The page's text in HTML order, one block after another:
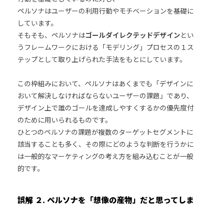
ペルソナはユーザーの利用行動やモチベーションを基礎に
しています。
そもそも、ペルソナはゴールダイレクテッドデザイン とい
うフレームワークにおける「モデリング」プロセスの１ス
テップとして取り上げられた手法をもとにしています。
この枠組みにおいて、ペルソナはあくまでも「デザインに
おいて解決しなければならないユーザーの課題」であり、
デザイン上で誰のゴールを達成しやすくするかの優先度付
のために用いられるものです。
ひとつのペルソナの課題が複数のターゲットセグメントに
該当することも多く、その際にどのような判断を行うかに
は一般的なマーケティングの考え方を組み込むことが一般
的です。
誤解 ２. ペルソナを「想像の産物」だと思ってしま